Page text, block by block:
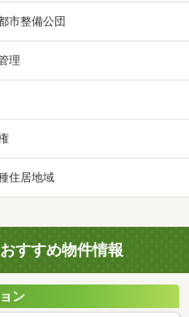
市整備公団
理
住居地域
すすめ物件情報
ン